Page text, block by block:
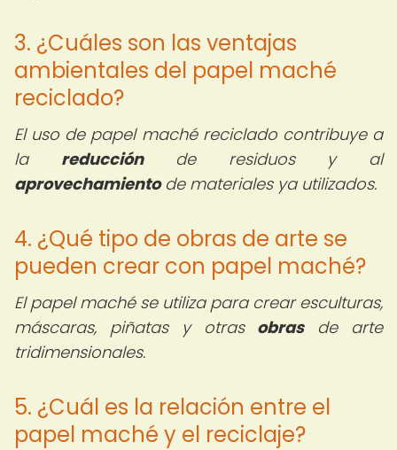
3. ¿Cuáles son las ventajas
ambientales del papel maché
reciclado?
El uso de papel maché reciclado contribuye a
la reducciónde residuos y al
aprovechamientode materiales ya utilizados.
4. ¿Qué tipo de obras de arte se
pueden crear con papel maché?
El papel maché se utiliza para crear esculturas,
máscaras, piñatas y otras obrasde arte
tridimensionales.
5. ¿Cuál es la relación entre el
papel maché y el reciclaje?